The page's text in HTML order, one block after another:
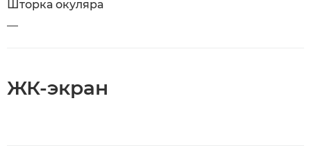
Шторка окуляра
—
ЖК-экран